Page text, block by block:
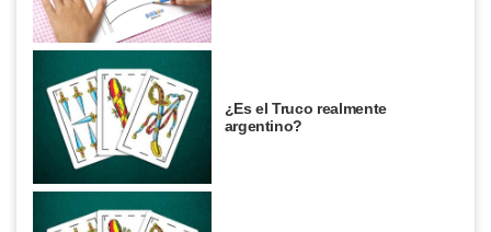
¿Es el Truco realmente
argentino?